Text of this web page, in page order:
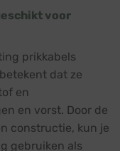
voor
prikkabels
dat ze
en
en vorst. Door de
constructie, kun je
gebruiken als